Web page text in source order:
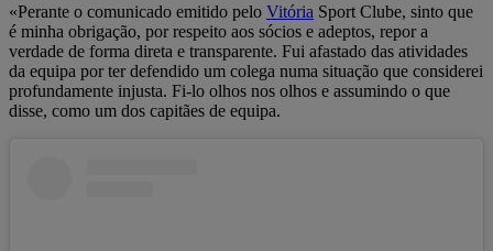
«Perante o comunicado emitido pelo Vitória Sport Clube, sinto que
é minha obrigação, por respeito aos sócios e adeptos, repor a
verdade de forma direta e transparente. Fui afastado das atividades
da equipa por ter defendido um colega numa situação que considerei
profundamente injusta. Fi-lo olhos nos olhos e assumindo o que
disse, como um dos capitães de equipa.